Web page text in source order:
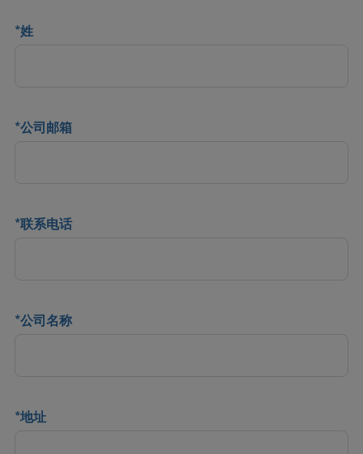
*姓
*公司邮箱
*联系电话
*公司名称
*地址